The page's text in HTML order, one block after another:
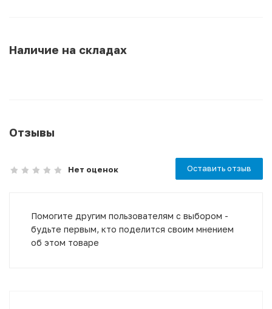
Наличие на складах
Отзывы
Нет оценок Оставить отзыв
Помогите другим пользователям с выбором -
будьте первым, кто поделится своим мнением
об этом товаре